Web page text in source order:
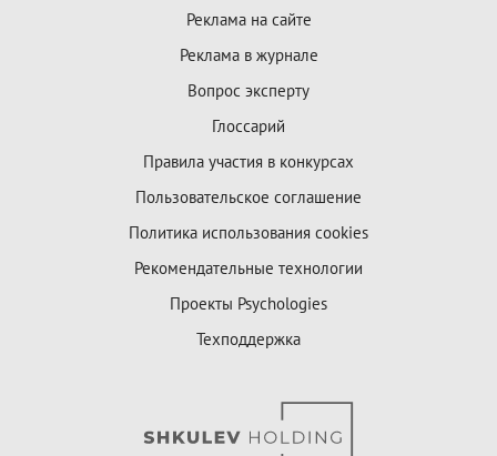
Реклама на сайте
Реклама в журнале
Вопрос эксперту
Глоссарий
Правила участия в конкурсах
Пользовательское соглашение
Политика использования cookies
Рекомендательные технологии
Проекты Psychologies
Техподдержка